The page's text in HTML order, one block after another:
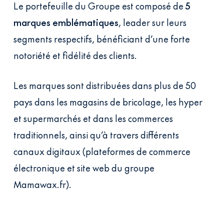
Le portefeuille du Groupe est composé de5
marques emblématiques, leader sur leurs
segments respectifs, bénéficiant d’une forte
notoriété et fidélité des clients.
Les marques sont distribuées dans plus de 50
pays dans les magasins de bricolage, les hyper
et supermarchés et dans les commerces
traditionnels, ainsi qu’à travers différents
canaux digitaux (plateformes de commerce
électronique et site web du groupe
Mamawax.fr).